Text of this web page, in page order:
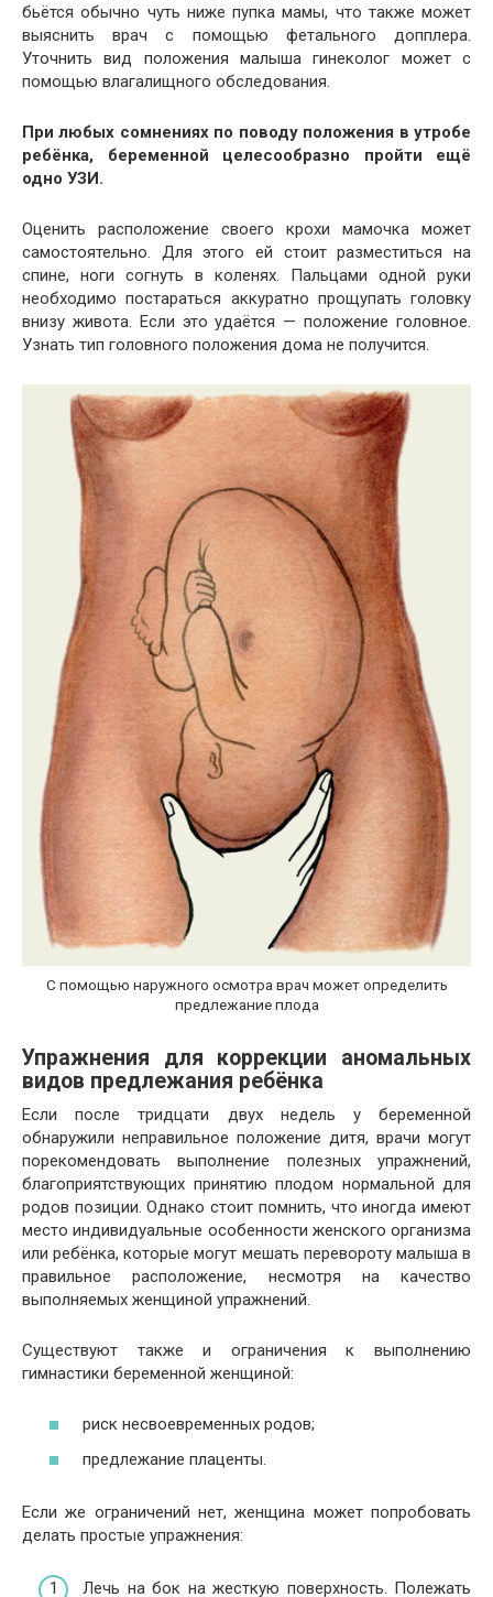
бьётся обычно чуть ниже пупка мамы, что также может
выяснить врач с помощью фетального допплера.
Уточнить вид положения малыша гинеколог может с
помощью влагалищного обследования.
При любых сомнениях по поводу положения в утробе
ребёнка, беременной целесообразно пройти ещё
одно УЗИ.
Оценить расположение своего крохи мамочка может
самостоятельно. Для этого ей стоит разместиться на
спине, ноги согнуть в коленях. Пальцами одной руки
необходимо постараться аккуратно прощупать головку
внизу живота. Если это удаётся — положение головное.
Узнать тип головного положения дома не получится.
С помощью наружного осмотра врач может определить
предлежание плода
Упражнения для коррекции аномальных
видов предлежания ребёнка
Если после тридцати двух недель у беременной
обнаружили неправильное положение дитя, врачи могут
порекомендовать выполнение полезных упражнений,
благоприятствующих принятию плодом нормальной для
родов позиции. Однако стоит помнить, что иногда имеют
место индивидуальные особенности женского организма
или ребёнка, которые могут мешать перевороту малыша в
правильное расположение, несмотря на качество
выполняемых женщиной упражнений.
Существуют также и ограничения к выполнению
гимнастики беременной женщиной:
риск несвоевременных родов;
предлежание плаценты.
Если же ограничений нет, женщина может попробовать
делать простые упражнения:
Лечь на бок на жесткую поверхность. Полежать